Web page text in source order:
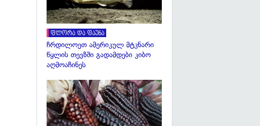
ფლორა და ფაუნა
ჩრდილოეთ ამერიკულ მტკნარი
წყლის თევზში გადამდები კიბო
აღმოაჩინეს